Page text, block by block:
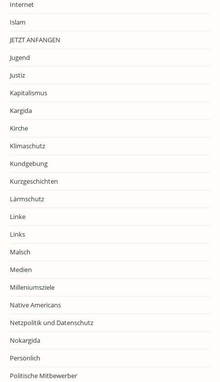
Internet
Islam
JETZT ANFANGEN
Jugend
Justiz
Kapitalismus
Kargida
Kirche
Klimaschutz
Kundgebung
Kurzgeschichten
Lärmschutz
Linke
Links
Malsch
Medien
Milleniumsziele
Native Americans
Netzpolitik und Datenschutz
Nokargida
Persönlich
Politische Mitbewerber